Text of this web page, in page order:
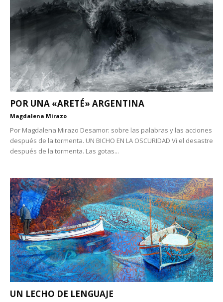
POR UNA «ARETÉ» ARGENTINA
Magdalena Mirazo
Por Magdalena Mirazo Desamor: sobre las palabras y las acciones
después de la tormenta. UN BICHO EN LA OSCURIDAD Vi el desastre
después de la tormenta. Las gotas...
UN LECHO DE LENGUAJE